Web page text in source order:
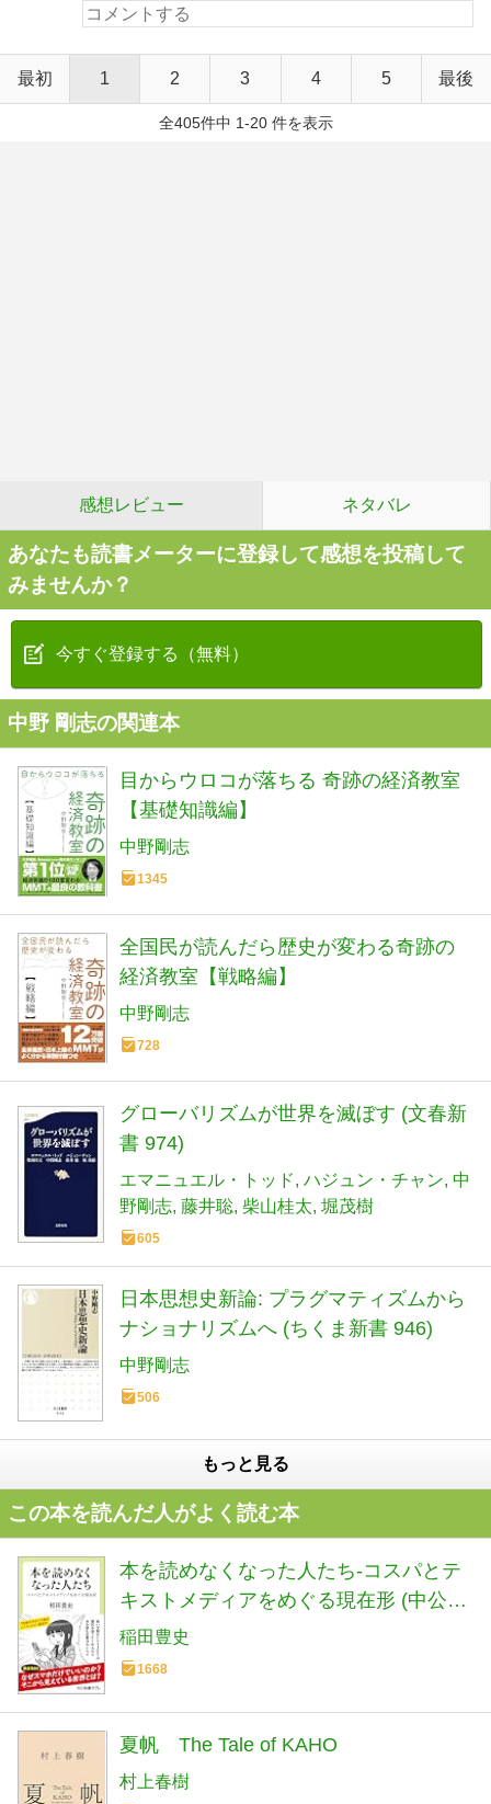
最初 1 2 3 4 5 最後
全405件中 1-20 件を表示
感想レビュー ネタバレ
あなたも読書メーターに登録して感想を投稿して
みませんか？
今すぐ登録する（無料）
中野 剛志の関連本
目からウロコが落ちる 奇跡の経済教室
【基礎知識編】
中野剛志
1345
全国民が読んだら歴史が変わる奇跡の
経済教室【戦略編】
中野剛志
728
グローバリズムが世界を滅ぼす (文春新
書 974)
エマニュエル・トッド ハジュン・チャン 中
野剛志 藤井聡 柴山桂太 堀茂樹
605
日本思想史新論: プラグマティズムから
ナショナリズムへ (ちくま新書 946)
中野剛志
506
もっと見る
この本を読んだ人がよく読む本
本を読めなくなった人たち-コスパとテ
キストメディアをめぐる現在形 (中公新
書ラクレ 861)
稲田豊史
1668
夏帆 The Tale of KAHO
村上春樹